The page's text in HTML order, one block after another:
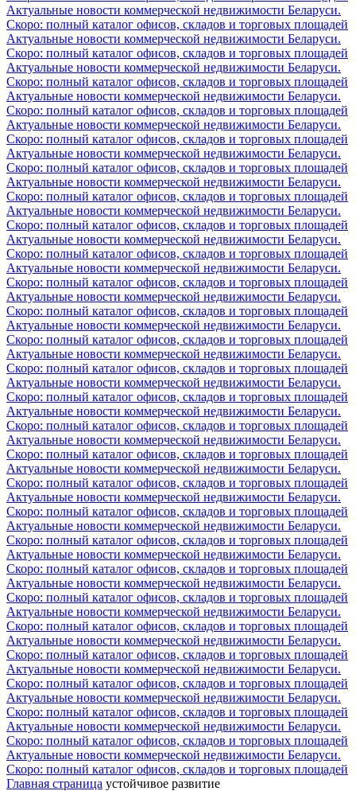
Актуальные новости коммерческой недвижимости Беларуси.
Скоро: полный каталог офисов, складов и торговых площадей
Актуальные новости коммерческой недвижимости Беларуси.
Скоро: полный каталог офисов, складов и торговых площадей
Актуальные новости коммерческой недвижимости Беларуси.
Скоро: полный каталог офисов, складов и торговых площадей
Актуальные новости коммерческой недвижимости Беларуси.
Скоро: полный каталог офисов, складов и торговых площадей
Актуальные новости коммерческой недвижимости Беларуси.
Скоро: полный каталог офисов, складов и торговых площадей
Актуальные новости коммерческой недвижимости Беларуси.
Скоро: полный каталог офисов, складов и торговых площадей
Актуальные новости коммерческой недвижимости Беларуси.
Скоро: полный каталог офисов, складов и торговых площадей
Актуальные новости коммерческой недвижимости Беларуси.
Скоро: полный каталог офисов, складов и торговых площадей
Актуальные новости коммерческой недвижимости Беларуси.
Скоро: полный каталог офисов, складов и торговых площадей
Актуальные новости коммерческой недвижимости Беларуси.
Скоро: полный каталог офисов, складов и торговых площадей
Актуальные новости коммерческой недвижимости Беларуси.
Скоро: полный каталог офисов, складов и торговых площадей
Актуальные новости коммерческой недвижимости Беларуси.
Скоро: полный каталог офисов, складов и торговых площадей
Актуальные новости коммерческой недвижимости Беларуси.
Скоро: полный каталог офисов, складов и торговых площадей
Актуальные новости коммерческой недвижимости Беларуси.
Скоро: полный каталог офисов, складов и торговых площадей
Актуальные новости коммерческой недвижимости Беларуси.
Скоро: полный каталог офисов, складов и торговых площадей
Актуальные новости коммерческой недвижимости Беларуси.
Скоро: полный каталог офисов, складов и торговых площадей
Актуальные новости коммерческой недвижимости Беларуси.
Скоро: полный каталог офисов, складов и торговых площадей
Актуальные новости коммерческой недвижимости Беларуси.
Скоро: полный каталог офисов, складов и торговых площадей
Актуальные новости коммерческой недвижимости Беларуси.
Скоро: полный каталог офисов, складов и торговых площадей
Актуальные новости коммерческой недвижимости Беларуси.
Скоро: полный каталог офисов, складов и торговых площадей
Актуальные новости коммерческой недвижимости Беларуси.
Скоро: полный каталог офисов, складов и торговых площадей
Актуальные новости коммерческой недвижимости Беларуси.
Скоро: полный каталог офисов, складов и торговых площадей
Актуальные новости коммерческой недвижимости Беларуси.
Скоро: полный каталог офисов, складов и торговых площадей
Актуальные новости коммерческой недвижимости Беларуси.
Скоро: полный каталог офисов, складов и торговых площадей
Актуальные новости коммерческой недвижимости Беларуси.
Скоро: полный каталог офисов, складов и торговых площадей
Актуальные новости коммерческой недвижимости Беларуси.
Скоро: полный каталог офисов, складов и торговых площадей
Актуальные новости коммерческой недвижимости Беларуси.
Скоро: полный каталог офисов, складов и торговых площадей
Главная страница устойчивое развитие